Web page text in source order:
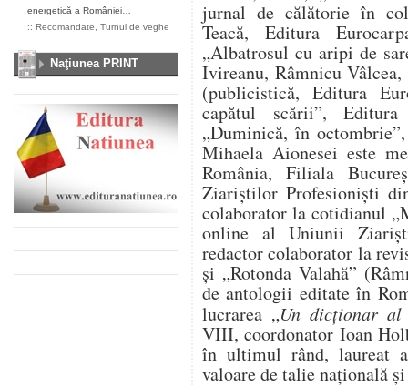
energetică a României…
:: Recomandate Turnul de veghe
Naţiunea PRINT
jurnal de călătorie în
Teacă, Editura
„Albatrosul cu aripi de
Ivireanu, Râmnicu
(publicistică, Editura
capătul scării”,
„Duminică, în
Mihaela Aionesei este
România, Filiala
Ziariștilor Profesioniști
colaborator la cotidianul
online al Uniunii
redactor colaborator la
și „Rotonda Valahă”
de antologii editate în
lucrarea „Un dicționar al
VIII, coordonator Ioan
în ultimul rând, laureat
valoare de talie națională